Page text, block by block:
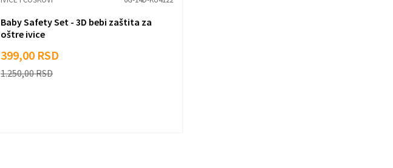
Baby Safety Set - 3D bebi zaštita za
oštre ivice
399,00 RSD
1.250,00RSD